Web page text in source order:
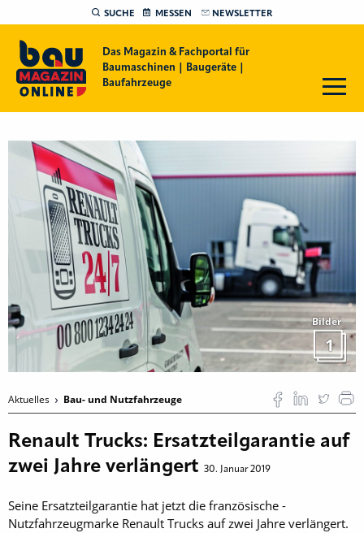
SUCHE MESSEN NEWSLETTER
Das Magazin & Fachportal für
Baumaschinen | Baugeräte |
Baufahrzeuge
Bilder
1
Aktuelles Bau- und Nutzfahrzeuge
Renault Trucks: Ersatzteilgarantie auf
zwei Jahre verlängert 30. Januar 2019
Seine Ersatzteilgarantie hat jetzt die französische ­
Nutzfahrzeugmarke Renault Trucks auf zwei Jahre verlängert.